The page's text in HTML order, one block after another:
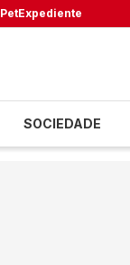
PetExpediente
SOCIEDADE